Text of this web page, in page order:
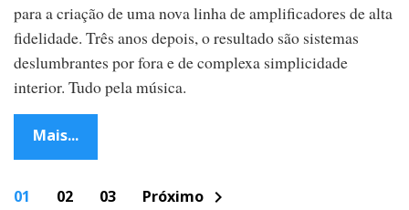
para a criação de uma nova linha de amplificadores de alta
fidelidade. Três anos depois, o resultado são sistemas
deslumbrantes por fora e de complexa simplicidade
interior. Tudo pela música.
Mais...
P
o
01 02 03 Próximo chevron_right